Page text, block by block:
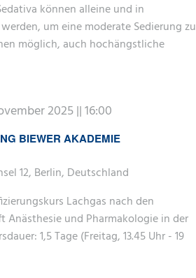
können alleine und in
um eine moderate Sedierung zu
möglich, auch hochängstliche
BIEWER AKADEMIE
2025 || 16:00
12, Berlin, Deutschland
Lachgas nach den
Anästhesie und Pharmakologie in der
1,5 Tage (Freitag, 13.45 Uhr - 19